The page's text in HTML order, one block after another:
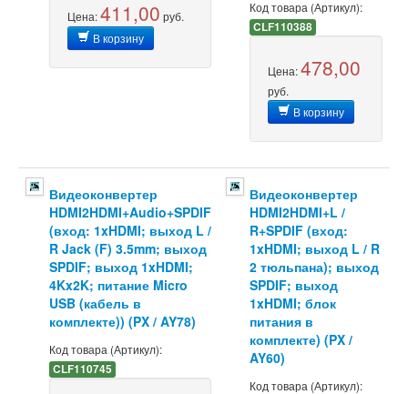
Цена:411,00 руб.
В корзину
Код товара (Артикул):
CLF110388
Цена:478,00
руб.
В корзину
Видеоконвертер
HDMI2HDMI+Audio+SPDIF
(вход: 1xHDMI; выход L /
R Jack (F) 3.5mm; выход
SPDIF; выход 1xHDMI;
4Kx2K; питание Micro
USB (кабель в
комплекте)) (PX / AY78)
Код товара (Артикул):
CLF110745
Видеоконвертер
HDMI2HDMI+L /
R+SPDIF (вход:
1xHDMI; выход L / R
2 тюльпана); выход
SPDIF; выход
1xHDMI; блок
питания в
комплекте) (PX /
AY60)
Код товара (Артикул):